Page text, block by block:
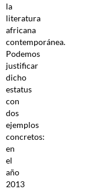
la
literatura
africana
contemporánea.
Podemos
justificar
dicho
estatus
con
dos
ejemplos
concretos:
en
el
año
2013